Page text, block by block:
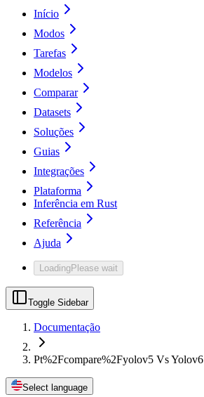
Início
Modos
Tarefas
Modelos
Comparar
Datasets
Soluções
Guias
Integrações
Plataforma
Inferência em Rust
Referência
Ajuda
LoadingPlease wait
Toggle Sidebar
Documentação
Pt%2Fcompare%2Fyolov5 Vs Yolov6
Select language